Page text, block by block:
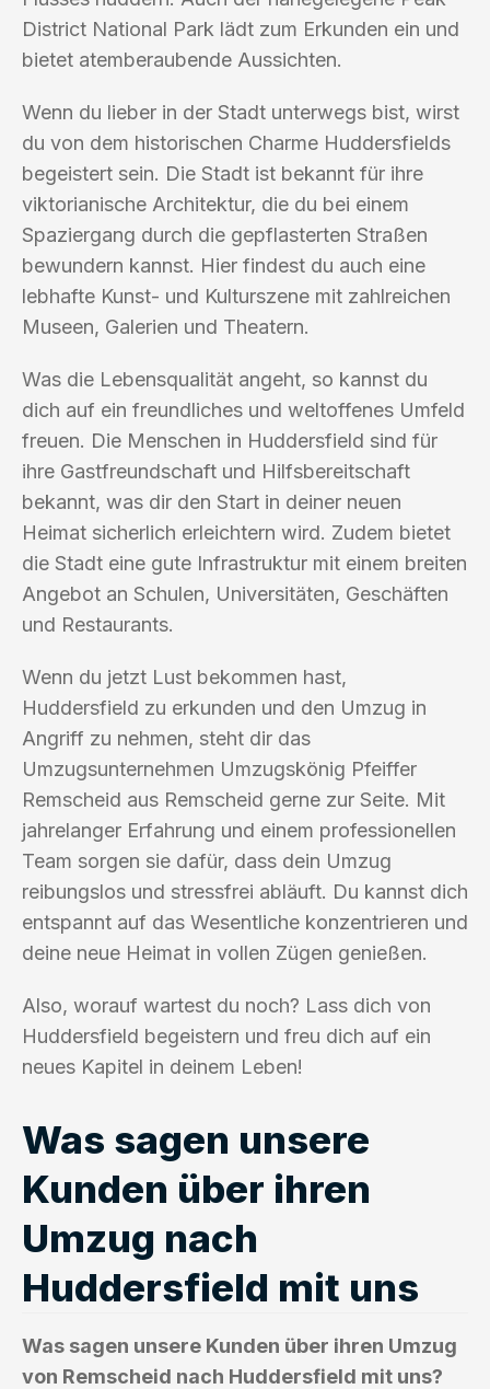
District National Park lädt zum Erkunden ein und
bietet atemberaubende Aussichten.
Wenn du lieber in der Stadt unterwegs bist, wirst
du von dem historischen Charme Huddersfields
begeistert sein. Die Stadt ist bekannt für ihre
viktorianische Architektur, die du bei einem
Spaziergang durch die gepflasterten Straßen
bewundern kannst. Hier findest du auch eine
lebhafte Kunst- und Kulturszene mit zahlreichen
Museen, Galerien und Theatern.
Was die Lebensqualität angeht, so kannst du
dich auf ein freundliches und weltoffenes Umfeld
freuen. Die Menschen in Huddersfield sind für
ihre Gastfreundschaft und Hilfsbereitschaft
bekannt, was dir den Start in deiner neuen
Heimat sicherlich erleichtern wird. Zudem bietet
die Stadt eine gute Infrastruktur mit einem breiten
Angebot an Schulen, Universitäten, Geschäften
und Restaurants.
Wenn du jetzt Lust bekommen hast,
Huddersfield zu erkunden und den Umzug in
Angriff zu nehmen, steht dir das
Umzugsunternehmen Umzugskönig Pfeiffer
Remscheid aus Remscheid gerne zur Seite. Mit
jahrelanger Erfahrung und einem professionellen
Team sorgen sie dafür, dass dein Umzug
reibungslos und stressfrei abläuft. Du kannst dich
entspannt auf das Wesentliche konzentrieren und
deine neue Heimat in vollen Zügen genießen.
Also, worauf wartest du noch? Lass dich von
Huddersfield begeistern und freu dich auf ein
neues Kapitel in deinem Leben!
Was sagen unsere
Kunden über ihren
Umzug nach
Huddersfield mit uns
Was sagen unsere Kunden über ihren Umzug
von Remscheid nach Huddersfield mit uns?